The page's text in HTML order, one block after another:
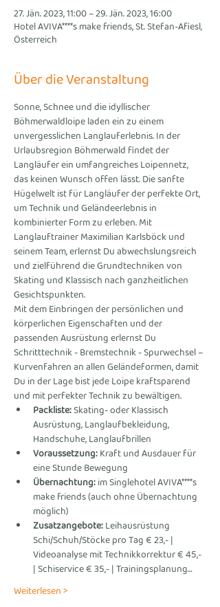
27. Jän. 2023, 11:00 – 29. Jän. 2023, 16:00
Hotel AVIVA****s make friends, St. Stefan-Afiesl,
Österreich
Über die Veranstaltung
Sonne, Schnee und die idyllischer
Böhmerwaldloipe laden ein zu einem
unvergesslichen Langlauferlebnis. In der
Urlaubsregion Böhmerwald findet der
Langläufer ein umfangreiches Loipennetz,
das keinen Wunsch offen lässt. Die sanfte
Hügelwelt ist für Langläufer der perfekte Ort,
um Technik und Geländeerlebnis in
kombinierter Form zu erleben. Mit
Langlauftrainer Maximilian Karlsböck und
seinem Team, erlernst Du abwechslungsreich
und zielführend die Grundtechniken von
Skating und Klassisch nach ganzheitlichen
Gesichtspunkten.
Mit dem Einbringen der persönlichen und
körperlichen Eigenschaften und der
passenden Ausrüstung erlernst Du
Schritttechnik - Bremstechnik - Spurwechsel –
Kurvenfahren an allen Geländeformen, damit
Du in der Lage bist jede Loipe kraftsparend
und mit perfekter Technik zu bewältigen.
Packliste: Skating- oder Klassisch
Ausrüstung, Langlaufbekleidung,
Handschuhe, Langlaufbrillen
Voraussetzung: Kraft und Ausdauer für
eine Stunde Bewegung
Übernachtung: im Singlehotel AVIVA****s
make friends (auch ohne Übernachtung
möglich)
Zusatzangebote: Leihausrüstung
Schi/Schuh/Stöcke pro Tag € 23,- |
Videoanalyse mit Technikkorrektur € 45,-
| Schiservice € 35,- | Trainingsplanung…
Weiterlesen >